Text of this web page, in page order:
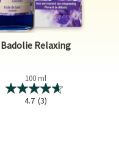
Badolie Relaxing
100 ml
4.7 (3)